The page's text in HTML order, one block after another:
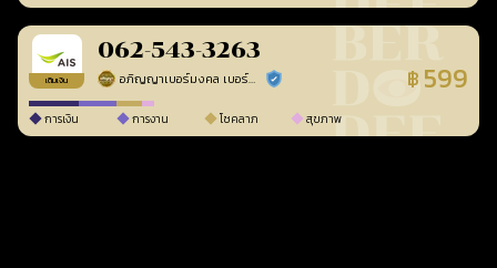
เติมเงิน
062-543-3263
อภิญญาเบอร์มงคล เบอร์สวยเลขศาสตร์ ร้านยืนยันแล้ว ฿ 599
การเงิน การงาน โชคลาภ สุขภาพ